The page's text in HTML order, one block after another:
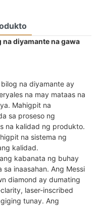
diyamante na gawa
na diyamante ay
na may mataas na
Mahigpit na
sa proseso ng
na kalidad ng produkto.
na sistema ng
kalidad.
kabanata ng buhay
inaasahan. Ang Messi
diamond ay dumating
laser-inscribed
tunay. Ang